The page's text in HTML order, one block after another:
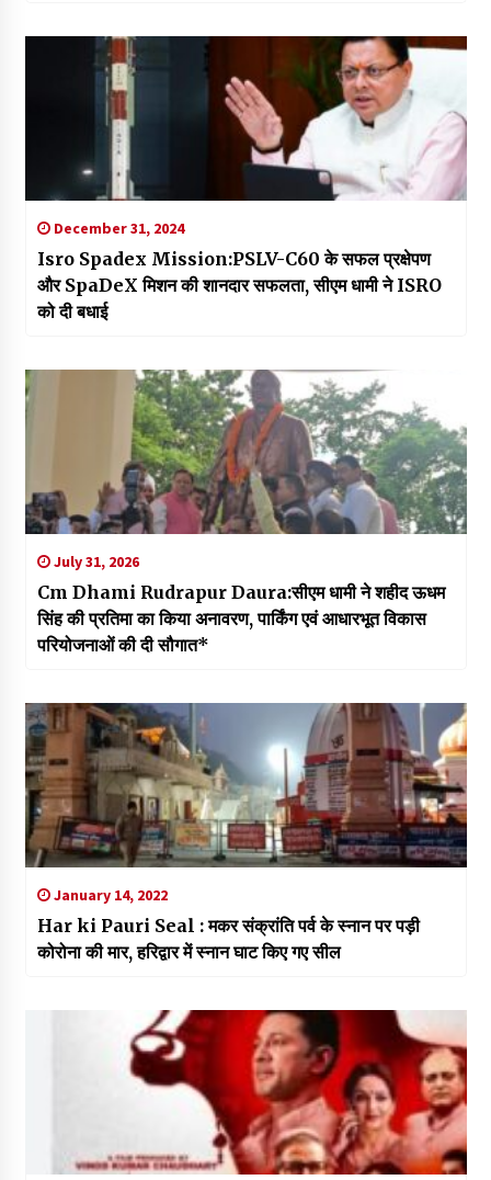
December 31, 2024
Isro Spadex Mission:PSLV-C60 के सफल प्रक्षेपण
और SpaDeX मिशन की शानदार सफलता, सीएम धामी ने ISRO
को दी बधाई
July 31, 2026
Cm Dhami Rudrapur Daura:सीएम धामी ने शहीद ऊधम
सिंह की प्रतिमा का किया अनावरण, पार्किंग एवं आधारभूत विकास
परियोजनाओं की दी सौगात*
January 14, 2022
Har ki Pauri Seal : मकर संक्रांति पर्व के स्नान पर पड़ी
कोरोना की मार, हरिद्वार में स्नान घाट किए गए सील